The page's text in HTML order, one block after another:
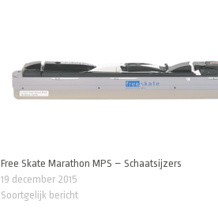
Free Skate Marathon MPS – Schaatsijzers
19 december 2015
Soortgelijk bericht